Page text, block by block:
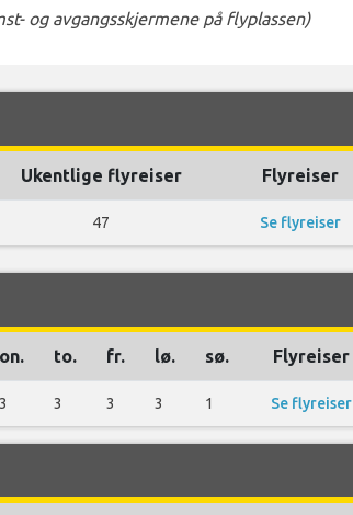
og avgangsskjermene på flyplassen)
Ukentlige flyreiser Flyreiser
47 Se flyreiser
on. to. fr. lø. sø. Flyreiser
3 3 3 3 1 Se flyreiser